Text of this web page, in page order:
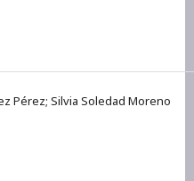
Pérez; Silvia Soledad Moreno